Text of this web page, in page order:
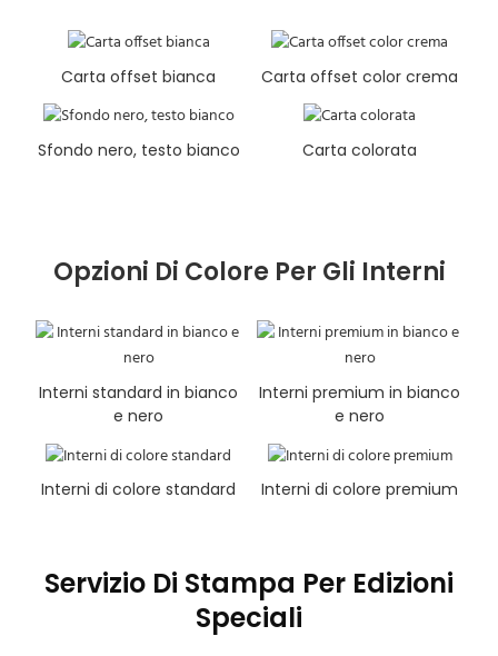
Carta offset bianca Carta offset color crema
Sfondo nero, testo bianco Carta colorata
Opzioni Di Colore Per Gli Interni
Interni standard in bianco
e nero
Interni premium in bianco
e nero
Interni di colore standard Interni di colore premium
Servizio Di Stampa Per Edizioni
Speciali